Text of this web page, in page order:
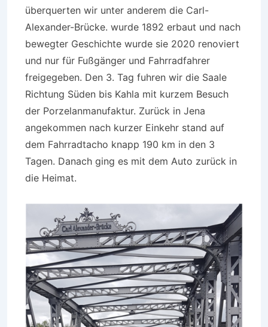
überquerten wir unter anderem die Carl-
Alexander-Brücke. wurde 1892 erbaut und nach
bewegter Geschichte wurde sie 2020 renoviert
und nur für Fußgänger und Fahrradfahrer
freigegeben. Den 3. Tag fuhren wir die Saale
Richtung Süden bis Kahla mit kurzem Besuch
der Porzelanmanufaktur. Zurück in Jena
angekommen nach kurzer Einkehr stand auf
dem Fahrradtacho knapp 190 km in den 3
Tagen. Danach ging es mit dem Auto zurück in
die Heimat.